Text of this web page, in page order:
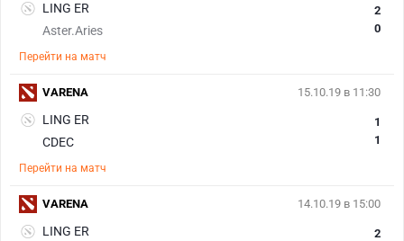
LING ER
Aster.Aries
2
0
Перейти на матч
15.10.19 в 11:30
LING ER
CDEC
1
1
Перейти на матч
VARENA
14.10.19 в 15:00
LING ER
2
VARENA